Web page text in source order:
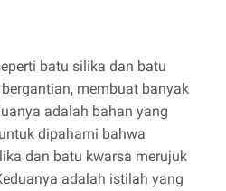
batu silika dan batu
membuat banyak
adalah bahan yang
dipahami bahwa
dan batu kwarsa merujuk
adalah istilah yang